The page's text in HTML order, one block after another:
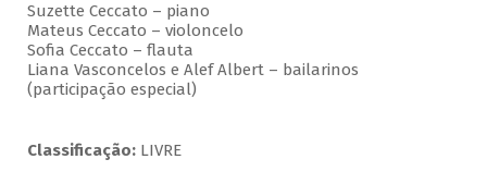
Suzette Ceccato – piano
Mateus Ceccato – violoncelo
Sofia Ceccato – flauta
Liana Vasconcelos e Alef Albert – bailarinos
(participação especial)
Classificação:LIVRE